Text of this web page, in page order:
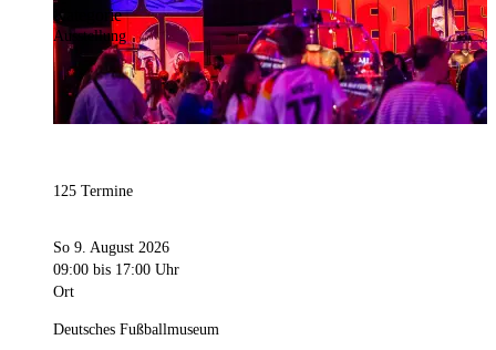
Kategorie
Ausstellung
125 Termine
So 9. August 2026
09:00 bis 17:00 Uhr
Ort
Deutsches Fußballmuseum